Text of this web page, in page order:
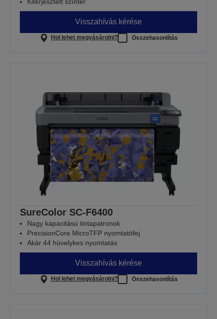
Visszahívás kérése
Hol lehet megvásárolni? Összehasonlítás
SureColor SC-F6400
Nagy kapacitású tintapatronok
PrecisionCore MicroTFP nyomtatófej
Akár 44 hüvelykes nyomtatás
Visszahívás kérése
Hol lehet megvásárolni? Összehasonlítás